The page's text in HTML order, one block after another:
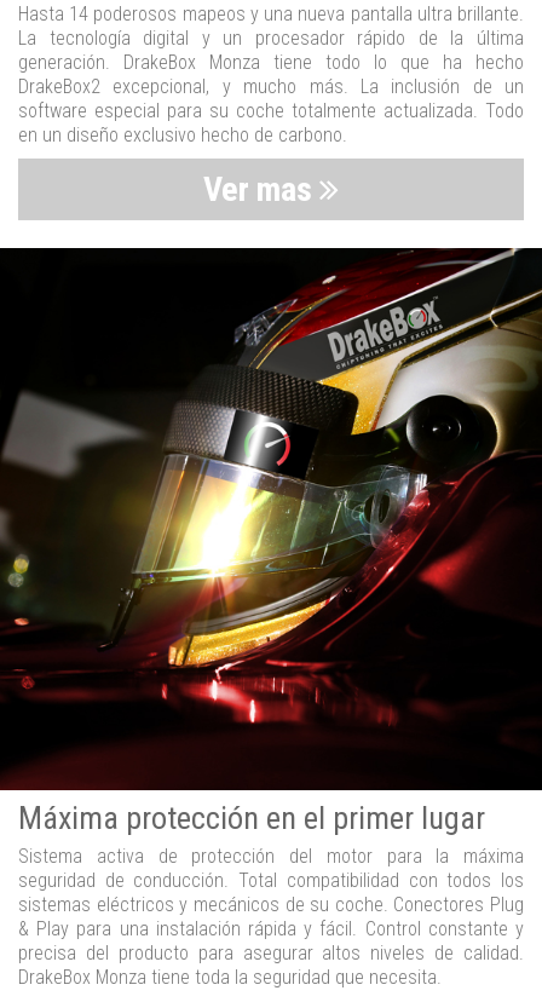
Hasta 14 poderosos mapeos y una nueva pantalla ultra brillante.
La tecnología digital y un procesador rápido de la última
generación. DrakeBox Monza tiene todo lo que ha hecho
DrakeBox2 excepcional, y mucho más. La inclusión de un
software especial para su coche totalmente actualizada. Todo
en un diseño exclusivo hecho de carbono.
Ver mas
Máxima protección en el primer lugar
Sistema activa de protección del motor para la máxima
seguridad de conducción. Total compatibilidad con todos los
sistemas eléctricos y mecánicos de su coche. Conectores Plug
& Play para una instalación rápida y fácil. Control constante y
precisa del producto para asegurar altos niveles de calidad.
DrakeBox Monza tiene toda la seguridad que necesita.